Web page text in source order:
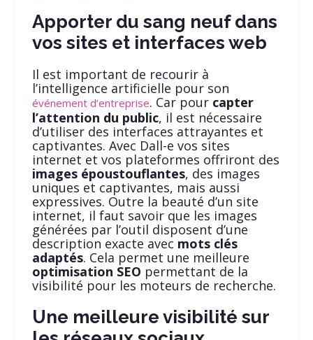
Apporter du sang neuf dans
vos sites et interfaces web
Il est important de recourir à
l’intelligence artificielle pour son
événement d’entreprise. Car pour capter
l’attention du public, il est nécessaire
d’utiliser des interfaces attrayantes et
captivantes. Avec Dall-e vos sites
internet et vos plateformes offriront des
images époustouflantes, des images
uniques et captivantes, mais aussi
expressives. Outre la beauté d’un site
internet, il faut savoir que les images
générées par l’outil disposent d’une
description exacte avec mots clés
adaptés. Cela permet une meilleure
optimisation SEO permettant de la
visibilité pour les moteurs de recherche.
Une meilleure visibilité sur